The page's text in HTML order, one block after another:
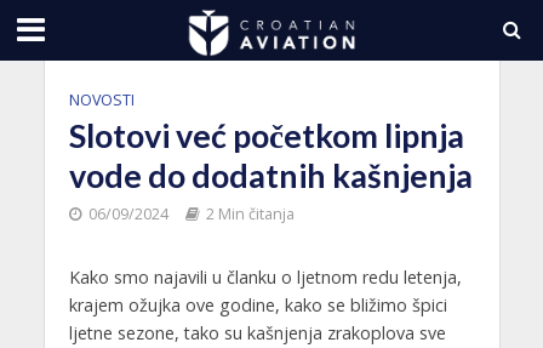
NOVOSTI
Slotovi već početkom lipnja
vode do dodatnih kašnjenja
06/09/2024 2 Min čitanja
Kako smo najavili u članku o ljetnom redu letenja,
krajem ožujka ove godine, kako se bližimo špici
ljetne sezone, tako su kašnjenja zrakoplova sve